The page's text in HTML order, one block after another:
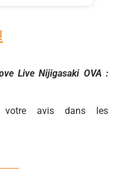
Live Nijigasaki OVA :
avis dans les